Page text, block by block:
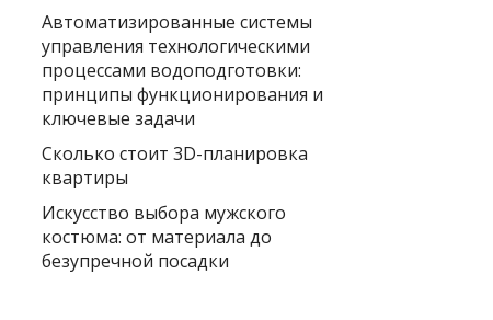
Автоматизированные системы
управления технологическими
процессами водоподготовки:
принципы функционирования и
ключевые задачи
Сколько стоит 3D-планировка
квартиры
Искусство выбора мужского
костюма: от материала до
безупречной посадки